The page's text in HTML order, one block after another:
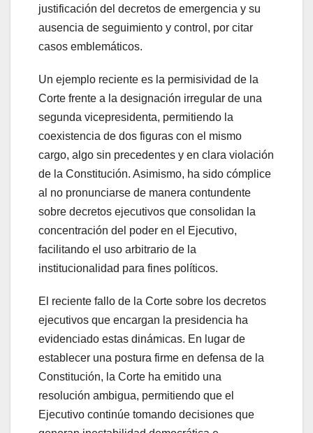
justificación del decretos de emergencia y su
ausencia de seguimiento y control, por citar
casos emblemáticos.
Un ejemplo reciente es la permisividad de la
Corte frente a la designación irregular de una
segunda vicepresidenta, permitiendo la
coexistencia de dos figuras con el mismo
cargo, algo sin precedentes y en clara violación
de la Constitución. Asimismo, ha sido cómplice
al no pronunciarse de manera contundente
sobre decretos ejecutivos que consolidan la
concentración del poder en el Ejecutivo,
facilitando el uso arbitrario de la
institucionalidad para fines políticos.
El reciente fallo de la Corte sobre los decretos
ejecutivos que encargan la presidencia ha
evidenciado estas dinámicas. En lugar de
establecer una postura firme en defensa de la
Constitución, la Corte ha emitido una
resolución ambigua, permitiendo que el
Ejecutivo continúe tomando decisiones que